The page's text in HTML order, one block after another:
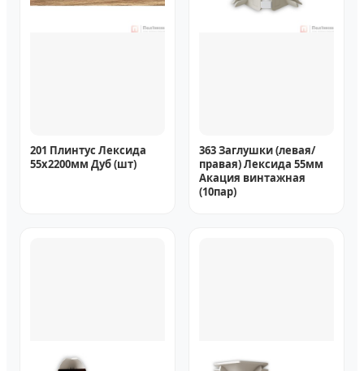
201 Плинтус Лексида
55х2200мм Дуб (шт)
363 Заглушки (левая/
правая) Лексида 55мм
Акация винтажная
(10пар)